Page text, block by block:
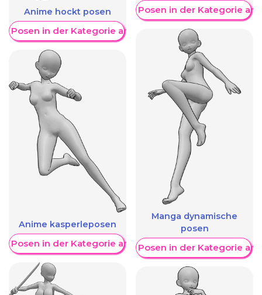
Anime hockt posen
Posen in der Kategorie anzeigen
Anime kasperleposen
Posen in der Kategorie anzeigen
Weitere Posen in der Kategorie
Manga dynamische
posen
Weitere Posen in der Kategorie